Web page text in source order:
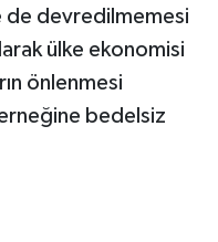
de devredilmemesi
ülke ekonomisi
önlenmesi
bedelsiz